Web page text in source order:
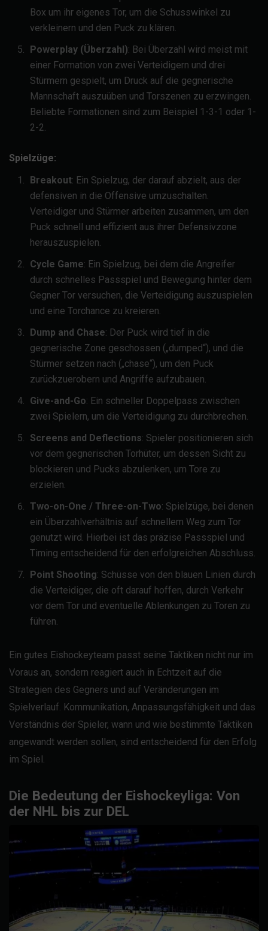
Box um ihr eigenes Tor, um die Schusswinkel zu
verkleinern und den Puck zu klären.
Powerplay (Überzahl): Bei Überzahl wird meist mit
einer Formation von zwei Verteidigern und drei
Stürmern gespielt, um Druck auf die gegnerische
Mannschaft auszuüben und Torszenen zu erzwingen.
Beliebte Formationen sind zum Beispiel 1-3-1 oder 1-
2-2.
Spielzüge:
Breakout: Ein Spielzug, der darauf abzielt, aus der
defensiven in die Offensive umzuschalten.
Verteidiger und Stürmer arbeiten zusammen, um den
Puck schnell und effizient aus ihrer Defensivzone
herauszuspielen.
Cycle Game: Ein Spielzug, bei dem die Angreifer
durch schnelles Passspiel und Bewegung hinter dem
Gegner Tor versuchen, die Verteidigung auszuspielen
und eine Torchance zu kreieren.
Dump and Chase: Der Puck wird tief in die
gegnerische Zone geschossen („dumped“), und die
Stürmer setzen nach („chase“), um den Puck
zurückzuerobern und Angriffe aufzubauen.
Give-and-Go: Ein schneller Doppelpass zwischen
zwei Spielern, um die Verteidigung zu durchbrechen.
Screens and Deflections: Spieler positionieren sich
vor dem gegnerischen Torhüter, um dessen Sicht zu
blockieren und Pucks abzulenken, um Tore zu
erzielen.
Two-on-One / Three-on-Two: Spielzüge, bei denen
ein Überzahlverhältnis auf schnellem Weg zum Tor
genutzt wird. Hierbei ist das präzise Passspiel und
Timing entscheidend für den erfolgreichen Abschluss.
Point Shooting: Schüsse von den blauen Linien durch
die Verteidiger, die oft darauf hoffen, durch Verkehr
vor dem Tor und eventuelle Ablenkungen zu Toren zu
führen.
Ein gutes Eishockeyteam passt seine Taktiken nicht nur im
Voraus an, sondern reagiert auch in Echtzeit auf die
Strategien des Gegners und auf Veränderungen im
Spielverlauf. Kommunikation, Anpassungsfähigkeit und das
Verständnis der Spieler, wann und wie bestimmte Taktiken
angewandt werden sollen, sind entscheidend für den Erfolg
im Spiel.
Die Bedeutung der Eishockeyliga: Von
der NHL bis zur DEL